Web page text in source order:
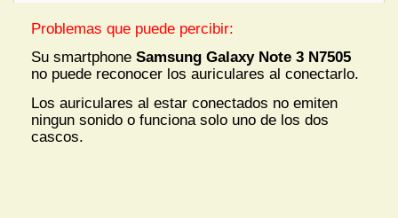
Problemas que puede percibir:
Su smartphone Samsung Galaxy Note 3 N7505
no puede reconocer los auriculares al conectarlo.
Los auriculares al estar conectados no emiten
ningun sonido o funciona solo uno de los dos
cascos.